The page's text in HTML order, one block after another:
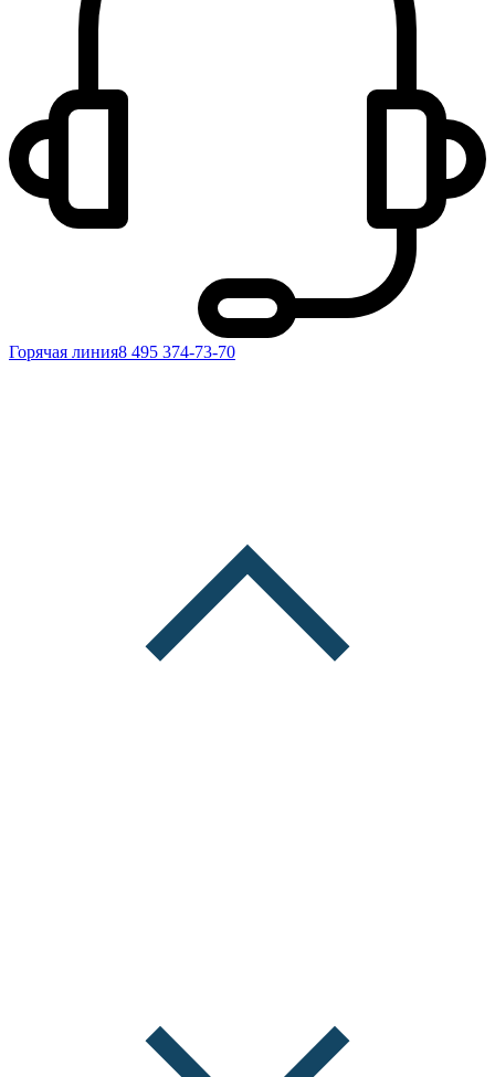
Горячая линия8 495 374-73-70